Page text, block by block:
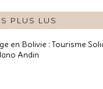
PLUS LUS
en Bolivie : Tourisme
Andin